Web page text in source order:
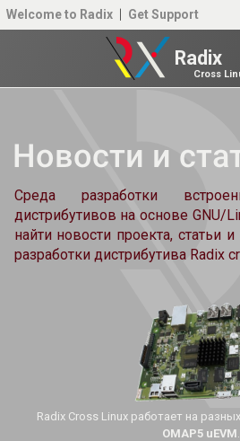
Welcome to Radix Get Support
Radix
Cross
Новости и
Среда разработки
дистрибутивов на основе GNU/
найти новости проекта, статьи
разработки дистрибутива Radix
Radix Cross Linux работает на
OMAP5 uEVM